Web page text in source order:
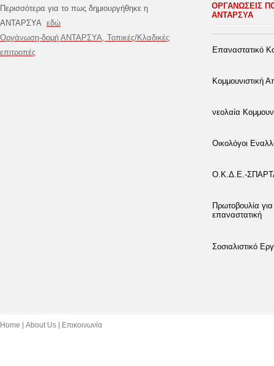
Περισσότερα για το πως δημιουργήθηκε η
ΑΝΤΑΡΣΥΑ εδώ
Οργάνωση-δομή ΑΝΤΑΡΣΥΑ, Τοπικές/Κλαδικές
επιτροπές
ΟΡΓΑΝΩΣΕΙΣ
ΑΝΤΑΡΣΥΑ
Επαναστατικό
Κομμουνιστική
νεολαία
Οικολόγοι
Ο.Κ.Δ.Ε.-
Πρωτοβουλία
επαναστατική
Σοσιαλιστικό
Home About Us Επικοινωνία